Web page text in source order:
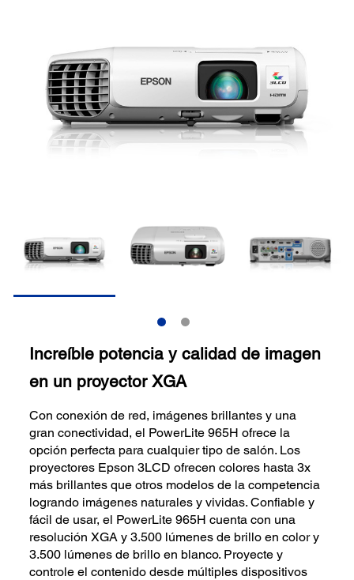
Increíble potencia y calidad de imagen
en un proyector XGA
Con conexión de red, imágenes brillantes y una
gran conectividad, el PowerLite 965H ofrece la
opción perfecta para cualquier tipo de salón. Los
proyectores Epson 3LCD ofrecen colores hasta 3x
más brillantes que otros modelos de la competencia
logrando imágenes naturales y vividas. Confiable y
fácil de usar, el PowerLite 965H cuenta con una
resolución XGA y 3.500 lúmenes de brillo en color y
3.500 lúmenes de brillo en blanco. Proyecte y
controle el contenido desde múltiples dispositivos